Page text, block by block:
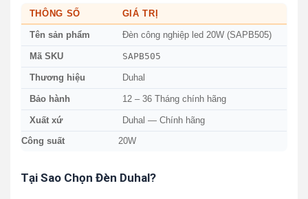
THÔNG SỐ GIÁ TRỊ
Tên sản phẩm Đèn công nghiệp led 20W (SAPB505)
Mã SKU SAPB505
Thương hiệu Duhal
Bảo hành 12 – 36 Tháng chính hãng
Xuất xứ Duhal — Chính hãng
Công suất 20W
Tại Sao Chọn Đèn Duhal?